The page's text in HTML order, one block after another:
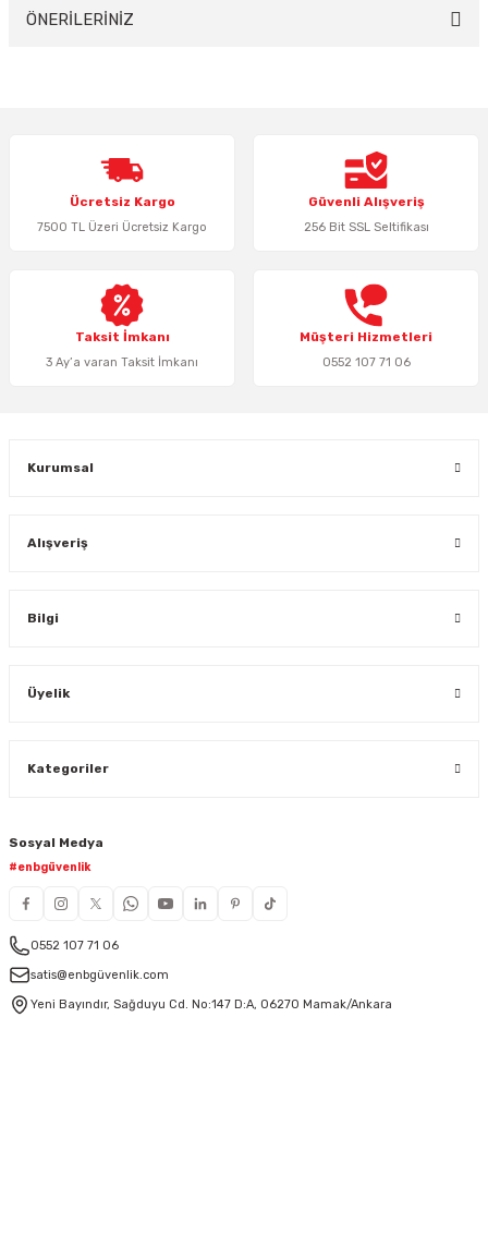
ÖNERİLERİNİZ
Ürün resmi kalitesiz, bozuk veya görüntülenemiyor.
Ürün açıklamasında eksik bilgiler bulunuyor.
Ürün bilgilerinde hatalar bulunuyor.
Bu ürüne benzer farklı alternatifler olmalı.
Ücretsiz Kargo
7500 TL Üzeri Ücretsiz Kargo
Güvenli Alışveriş
256 Bit SSL Seltifikası
Taksit İmkanı
3 Ay’a varan Taksit İmkanı
Müşteri Hizmetleri
0552 107 71 06
Kurumsal
Alışveriş
Bilgi
Üyelik
Kategoriler
Sosyal Medya
#enbgüvenlik
0552 107 71 06
satis@enbgüvenlik.com
Yeni Bayındır, Sağduyu Cd. No:147 D:A, 06270 Mamak/Ankara